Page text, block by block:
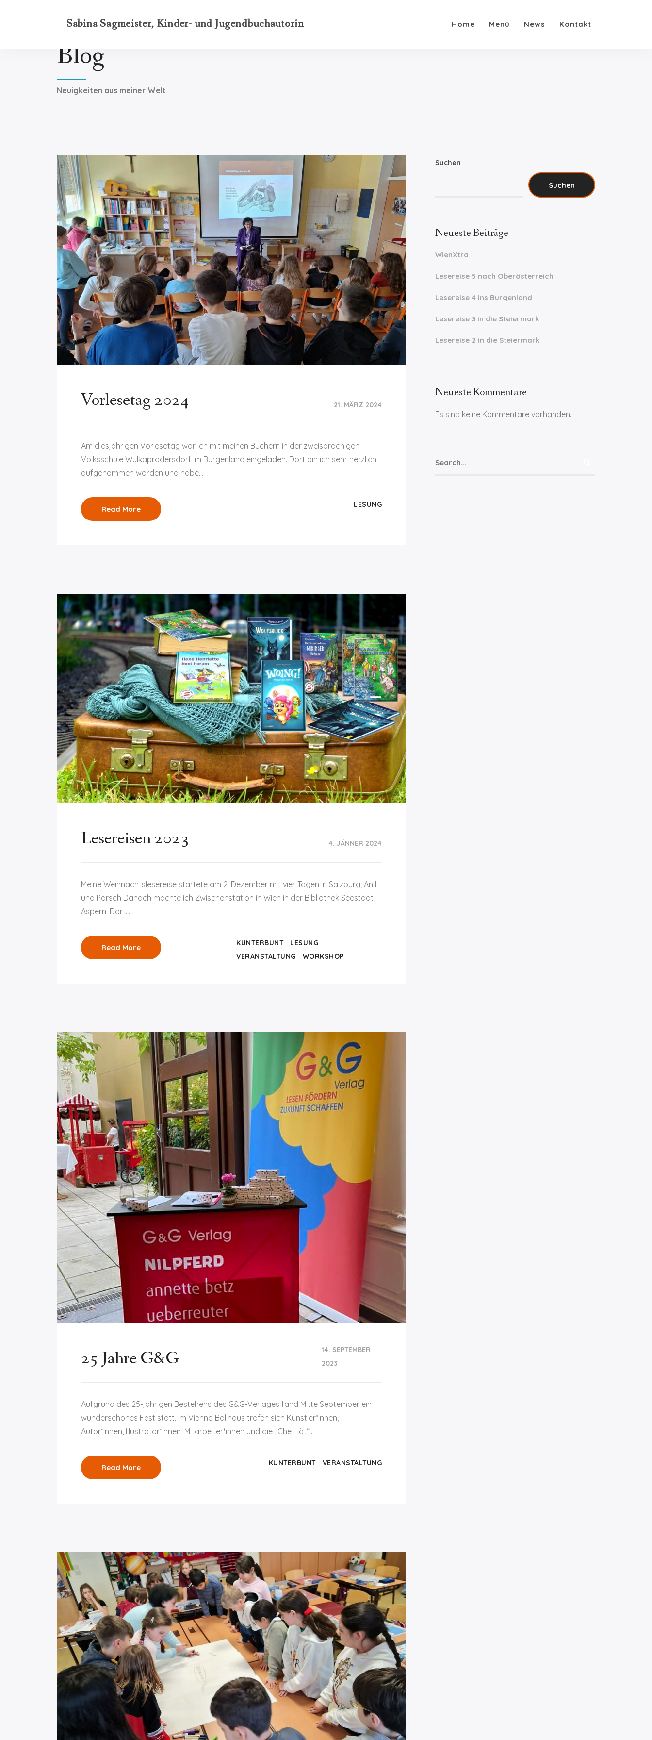
Sabina Sagmeister, Kinder- und Jugendbuchautorin Home Menü News Kontakt
Blog
Neuigkeiten aus meiner Welt
Vorlesetag 2024 21. MÄRZ 2024
Am diesjährigen Vorlesetag war ich mit meinen Büchern in der zweisprachigen
Volksschule Wulkaprodersdorf im Burgenland eingeladen. Dort bin ich sehr herzlich
aufgenommen worden und habe…
Read More LESUNG
Lesereisen 2023 4. JÄNNER 2024
Meine Weihnachtslesereise startete am 2. Dezember mit vier Tagen in Salzburg, Anif
und Parsch Danach machte ich Zwischenstation in Wien in der Bibliothek Seestadt-
Aspern. Dort…
Read More KUNTERBUNT
LESUNG
VERANSTALTUNG
WORKSHOP
25 Jahre G&G
14. SEPTEMBER
2023
Aufgrund des 25-jährigen Bestehens des G&G-Verlages fand Mitte September ein
wunderschönes Fest statt. Im Vienna Ballhaus trafen sich Künstler*innen,
Autor*innen, Illustrator*innen, Mitarbeiter*innen und die „Chefität“…
Read More KUNTERBUNT VERANSTALTUNG
Suchen
Suchen
Neueste Beiträge
WienXtra
Lesereise 5 nach Oberösterreich
Lesereise 4 ins Burgenland
Lesereise 3 in die Steiermark
Lesereise 2 in die Steiermark
Neueste Kommentare
Es sind keine Kommentare vorhanden.